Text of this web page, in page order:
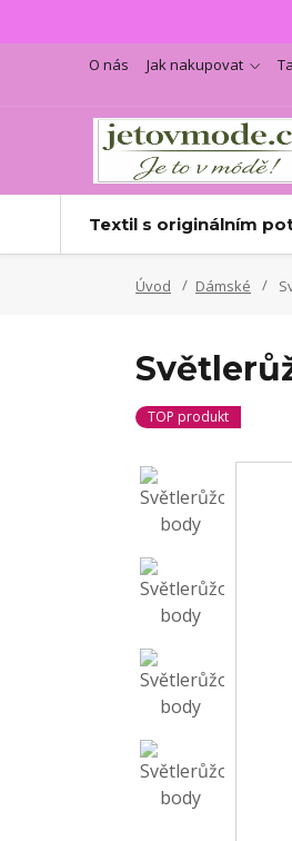
O nás Jak nakupovat
Textil s originálním
Úvod Dámské
TOP produkt